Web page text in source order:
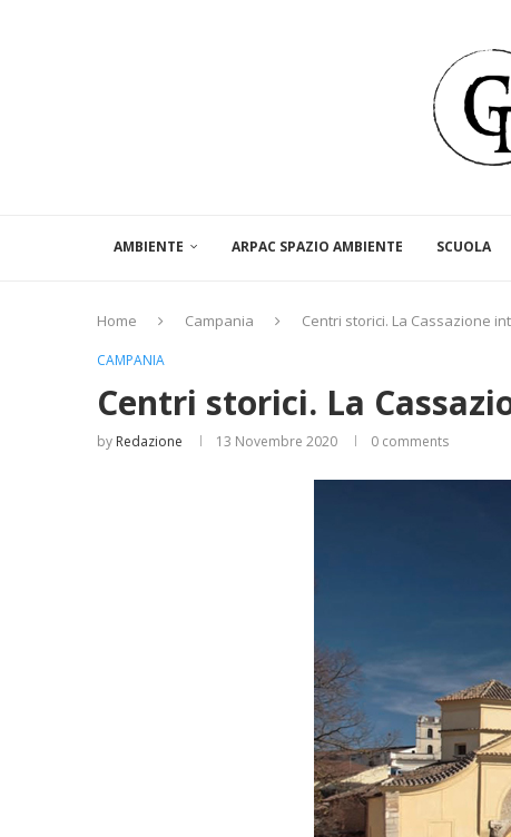
AMBIENTE ARPAC SPAZIO AMBIENTE SCUOLA
Home Campania Centri storici. La Cassazione
CAMPANIA
Centri storici. La
by Redazione 13 Novembre 2020 0 comments